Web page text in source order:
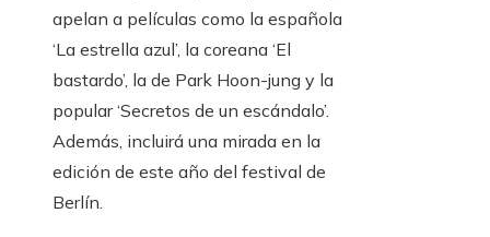
apelan a películas como la española
‘La estrella azul’, la coreana ‘El
bastardo’, la de Park Hoon-jung y la
popular ‘Secretos de un escándalo’.
Además, incluirá una mirada en la
edición de este año del festival de
Berlín.